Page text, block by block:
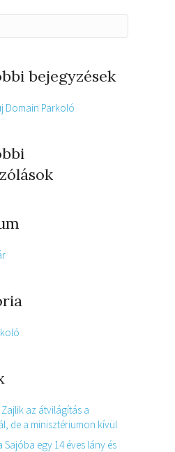
bejegyzések
Domain Parkoló
az átvilágítás a
de a minisztériumon kívül
Sajóba egy 14 éves lány és